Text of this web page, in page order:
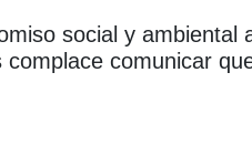
social y ambiental
complace comunicar